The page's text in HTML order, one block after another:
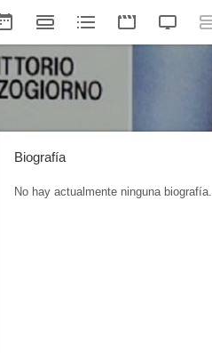
Biografía
No hay actualmente ninguna biografía.